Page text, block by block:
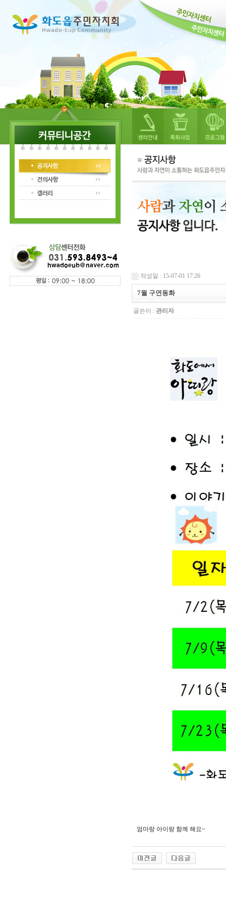
작성일 : 15-07-01 17:26
7월 구연동화
글쓴이 : 관리자
엄마랑 아이랑 함께 해요~